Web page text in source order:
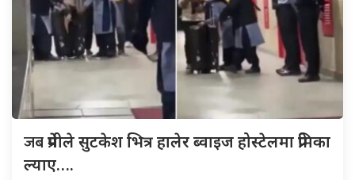
जबप्रेमीले सुटकेश भित्र हालेर ब्वाइज होस्टेलमा प्रेमिका
ल्याए….